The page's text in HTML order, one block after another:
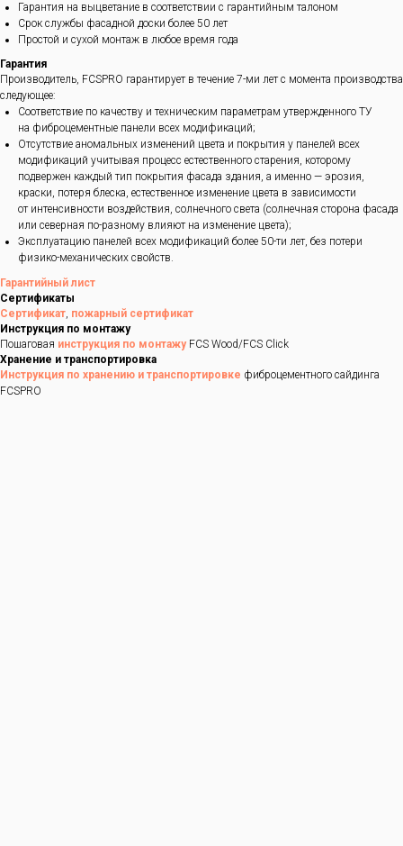
Гарантия на выцветание в соответствии с гарантийным талоном
Срок службы фасадной доски более 50 лет
Простой и сухой монтаж в любое время года
Гарантия
Производитель, FCSPRO гарантирует в течение 7-ми лет с момента производства
следующее:
Соответствие по качеству и техническим параметрам утвержденного ТУ
на фиброцементные панели всех модификаций;
Отсутствие аномальных изменений цвета и покрытия у панелей всех
модификаций учитывая процесс естественного старения, которому
подвержен каждый тип покрытия фасада здания, а именно — эрозия,
краски, потеря блеска, естественное изменение цвета в зависимости
от интенсивности воздействия, солнечного света (солнечная сторона фасада
или северная по-разному влияют на изменение цвета);
Эксплуатацию панелей всех модификаций более 50-ти лет, без потери
физико-механических свойств.
Гарантийный лист
Сертификаты
Сертификат, пожарный сертификат
Инструкция по монтажу
Пошаговая инструкция по монтажуFCS Wood/FCS Click
Хранение и транспортировка
Инструкция по хранению и транспортировке фиброцементного сайдинга
FCSPRO